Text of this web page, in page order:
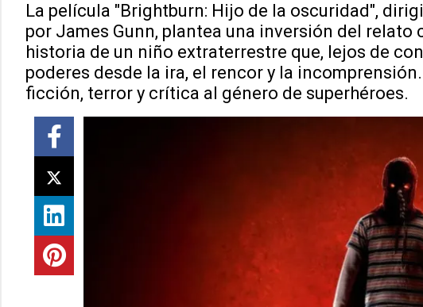
La película "Brightburn: Hijo de la oscuridad",
por James Gunn, plantea una inversión del relato
historia de un niño extraterrestre que, lejos de
poderes desde la ira, el rencor y la
ficción, terror y crítica al género de superhéroes.